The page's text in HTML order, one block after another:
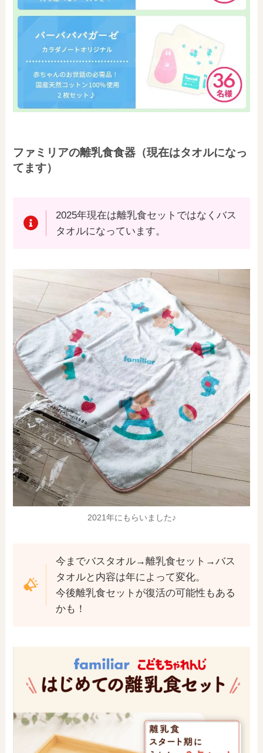
ファミリアの離乳食食器（現在はタオルになっ
てます）
2025年現在は離乳食セットではなくバス
タオルになっています。
2021年にもらいました♪
今までバスタオル→離乳食セット→バス
タオルと内容は年によって変化。
今後離乳食セットが復活の可能性もある
かも！